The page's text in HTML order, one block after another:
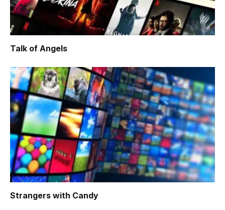
Talk of Angels
Strangers with Candy